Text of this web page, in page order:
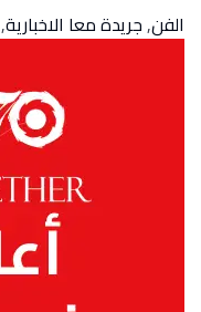
الفن,جريدة معا الاخبارية,